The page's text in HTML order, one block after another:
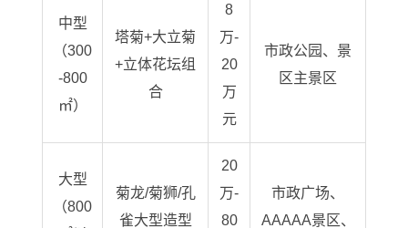
中型
（300
-800
㎡）
塔菊+大立菊
+立体花坛组
合
8
万-
20
万
元
市政公园、景
区主景区
大型
（800
菊龙/菊狮/孔
雀大型造型
20
万-
80
市政广场、
AAAAA景区、